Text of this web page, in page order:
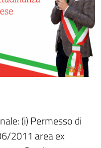
(i) Permesso di
2011 area ex